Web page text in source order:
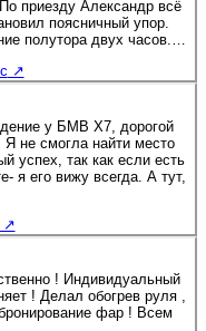
приезду Александр всё
поясничный упор.
полутора двух часов.
то обязательно
спасибо Вам и
↗
у БМВ Х7, дорогой
не смогла найти место
успех, так как если есть
я его вижу всегда. А тут,
↗
! Индивидуальный
! Делал обогрев руля ,
фар ! Всем